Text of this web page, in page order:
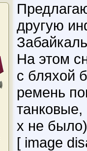
другую
На этом
с бляхой
ремень
танковые,
х не
[ image